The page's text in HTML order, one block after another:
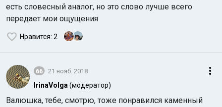
есть словесный аналог, но это слово лучше всего
передает мои ощущения
Нравится: 2
66 21 нояб. 2018
IrinaVolga (модератор)
Валюшка, тебе, смотрю, тоже понравился каменный